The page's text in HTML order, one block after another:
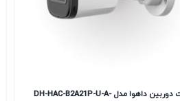
قیمت دوربین داهوا مدل DH-HAC-B2A21P-U-A-